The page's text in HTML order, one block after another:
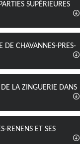
SUPÉRIEURES
DE CHAVANNES-PRES-
DE LA ZINGUERIE DANS
RENENS ET SES